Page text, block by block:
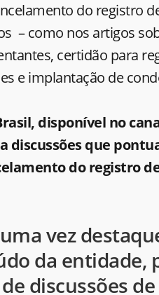
do registro
– como nos artigos
certidão para
e implantação de
disponível no
discussões que
do registro
vez
da entidade,
discussões